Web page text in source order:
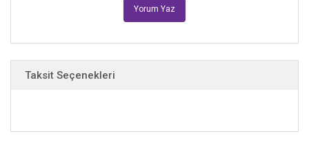
Yorum Yaz
Taksit Seçenekleri